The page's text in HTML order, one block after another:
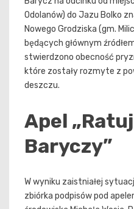
Odolanów) do Jazu Bolko
Nowego Grodziska (gm.
będących głównym
stwierdzono obecność
które zostały rozmyte z
deszczu.
Apel
Baryczy”
W wyniku zaistniałej
zbiórka podpisów pod